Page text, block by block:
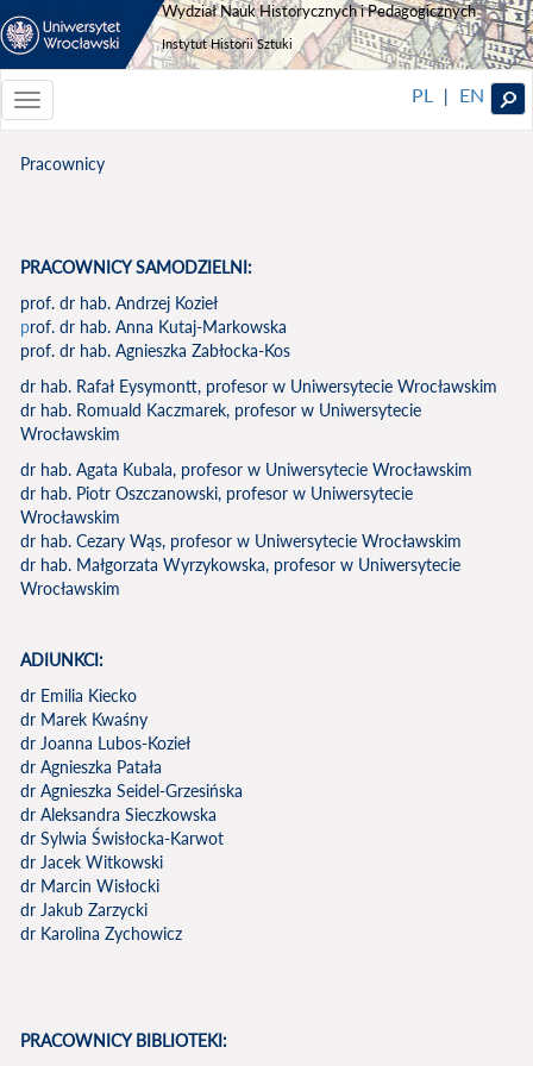
Wydział Nauk Historycznych i Pedagogicznych
Instytut Historii Sztuki
Toggle
navigationToggle
PL | EN
Pracownicy
PRACOWNICY SAMODZIELNI:
prof. dr hab. Andrzej Kozieł
prof. dr hab. Anna Kutaj-Markowska
prof. dr hab. Agnieszka Zabłocka-Kos
dr hab. Rafał Eysymontt, profesor w Uniwersytecie Wrocławskim
dr hab. Romuald Kaczmarek, profesor w Uniwersytecie
Wrocławskim
dr hab. Agata Kubala, profesor w Uniwersytecie Wrocławskim
dr hab. Piotr Oszczanowski, profesor w Uniwersytecie
Wrocławskim
dr hab. Cezary Wąs, profesor w Uniwersytecie Wrocławskim
dr hab. Małgorzata Wyrzykowska, profesor w Uniwersytecie
Wrocławskim
ADIUNKCI:
dr Emilia Kiecko
dr Marek Kwaśny
dr Joanna Lubos-Kozieł
dr Agnieszka Patała
dr Agnieszka Seidel-Grzesińska
dr Aleksandra Sieczkowska
dr Sylwia Świsłocka-Karwot
dr Jacek Witkowski
dr Marcin Wisłocki
dr Jakub Zarzycki
dr Karolina Zychowicz
PRACOWNICY BIBLIOTEKI: